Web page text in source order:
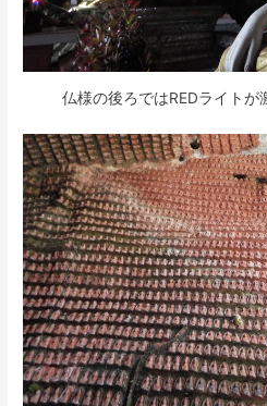
仏様の後ろではREDライトが